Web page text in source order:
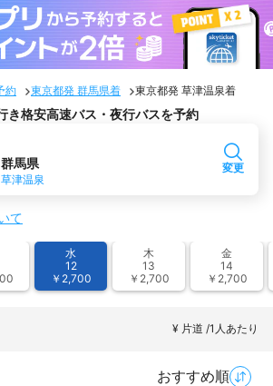
約 東京都発 群馬県着 東京都発 草津温泉着
き格安高速バス・夜行バスを予約
群馬県
草津温泉
変更
て
水
12
￥2,700
木
13
￥2,700
金
14
￥2,700
¥ 片道 /1人あたり
おすすめ順